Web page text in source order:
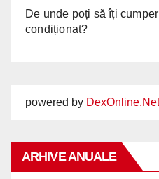
De unde poți să îți
condiționat?
powered by DexOnline.Net
ARHIVE ANUALE